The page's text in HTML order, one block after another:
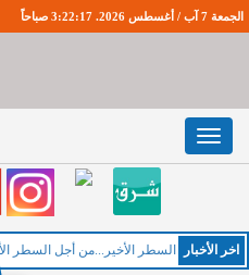
الجمعة 7 آب / أغسطس 2026. 3:22:18 صباحاً
Toggle
navigation
اخر اﻷخبار